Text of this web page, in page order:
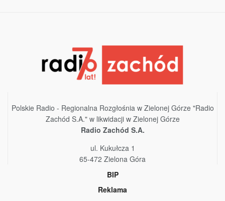
Polskie Radio - Regionalna Rozgłośnia w Zielonej Górze "Radio
Zachód S.A." w likwidacji w Zielonej Górze
Radio Zachód S.A.
ul. Kukułcza 1
65-472 Zielona Góra
BIP
Reklama